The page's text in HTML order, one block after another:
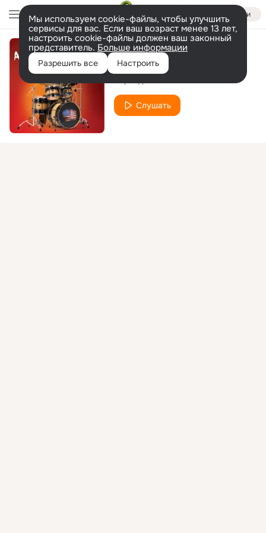
Войти
Мы используем cookie-файлы, чтобы улучшить
сервисы для вас. Если ваш возраст менее 13 лет,
настроить cookie-файлы должен ваш законный
представитель. Больше информации
Разрешить все Настроить
Соловьи
Слушать